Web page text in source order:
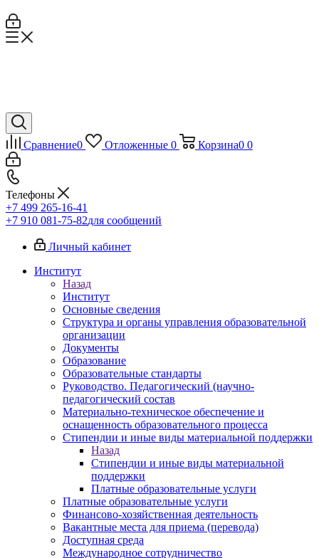
Сравнение0 Отложенные 0 Корзина0 0
Телефоны
+7 499 265-16-41
+7 910 081-75-82для сообщений
Личный кабинет
Институт
Назад
Институт
Основные сведения
Структура и органы управления образовательной
организации
Документы
Образование
Образовательные стандарты
Руководство. Педагогический (научно-
педагогический состав
Материально-техническое обеспечение и
оснащенность образовательного процесса
Стипендии и иные виды материальной поддержки
Назад
Стипендии и иные виды материальной
поддержки
Платные образовательные услуги
Платные образовательные услуги
Финансово-хозяйственная деятельность
Вакантные места для приема (перевода)
Доступная среда
Международное сотрудничество